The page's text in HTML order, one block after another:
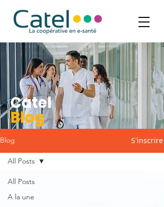
Blog S'inscrire
All Posts
A la une
All Posts
Catel
Blog